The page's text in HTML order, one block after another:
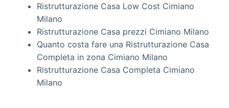
Ristrutturazione Casa Low Cost Cimiano
Milano
Ristrutturazione Casa prezzi Cimiano Milano
Quanto costa fare una Ristrutturazione Casa
Completa in zona Cimiano Milano
Ristrutturazione Casa Completa Cimiano
Milano